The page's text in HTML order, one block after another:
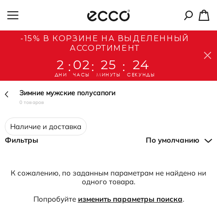
-15% В КОРЗИНЕ НА ВЫДЕЛЕННЫЙ
АССОРТИМЕНТ
2
ДНИ
: 02
ЧАСЫ
: 25
МИНУТЫ
: 24
СЕКУНДЫ
Зимние мужские полусапоги
0 товаров
Наличие и доставка
Фильтры
По умолчанию
К сожалению, по заданным параметрам не найдено ни
одного товара.
Попробуйте изменить параметры поиска.